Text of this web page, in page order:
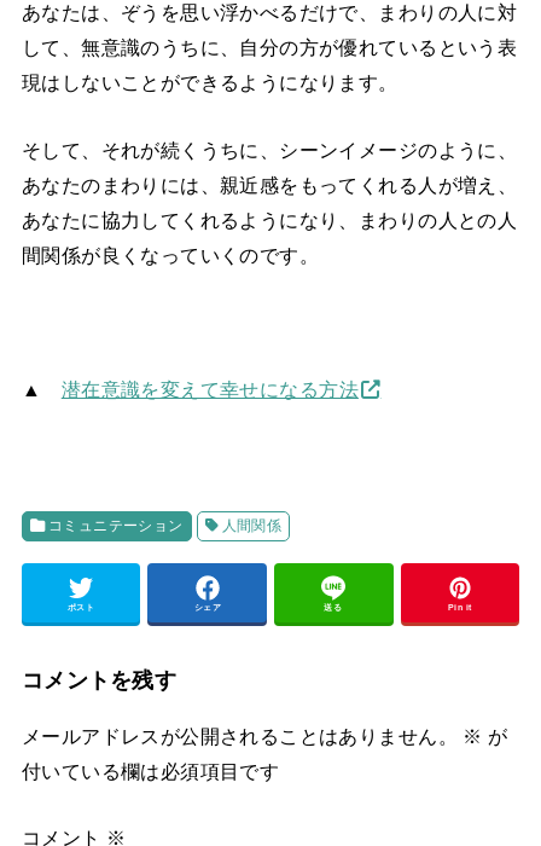
あなたは、ぞうを思い浮かべるだけで、まわりの人に対
して、無意識のうちに、自分の方が優れているという表
現はしないことができるようになります。
そして、それが続くうちに、シーンイメージのように、
あなたのまわりには、親近感をもってくれる人が増え、
あなたに協力してくれるようになり、まわりの人との人
間関係が良くなっていくのです。
▲ 潜在意識を変えて幸せになる方法
コミュニテーション 人間関係
ポスト シェア 送る Pin it
コメントを残す
メールアドレスが公開されることはありません。 ※ が
付いている欄は必須項目です
コメント ※